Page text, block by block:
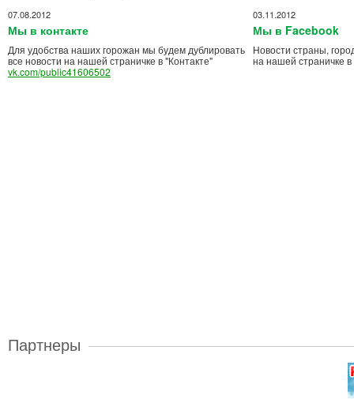
07.08.2012
Мы в контакте
Для удобства наших горожан мы будем дублировать
все новости на нашей страничке в "Контакте"
vk.com/public41606502
03.11.2012
Мы в Facebook
Новости страны,
на нашей страничке в
Партнеры